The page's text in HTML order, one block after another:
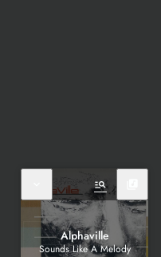
manage_search
Alphaville
Sounds Like A Melody